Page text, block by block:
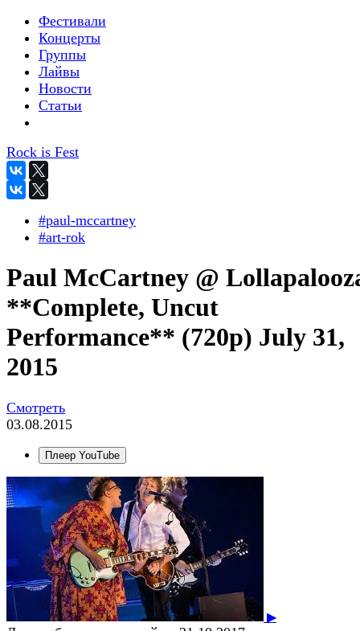
Фестивали
Концерты
Группы
Лайвы
Новости
Статьи
Rock is Fest
#paul-mccartney
#art-rok
Paul McCartney @
**Complete, Uncut
Performance** (720p) July 31,
2015
Смотреть
03.08.2015
Плеер YouTube
▶